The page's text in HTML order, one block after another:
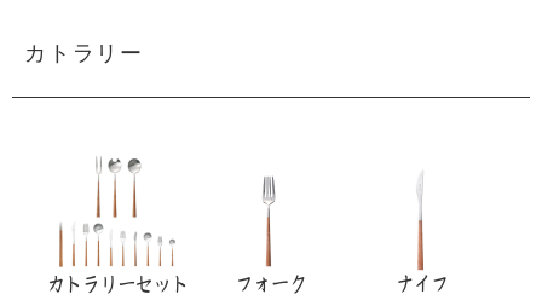
カトラリー